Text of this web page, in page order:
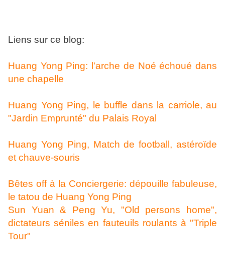
Liens sur ce blog:
Huang Yong Ping: l'arche de Noé échoué dans
une chapelle
Huang Yong Ping, le buffle dans la carriole, au
"Jardin Emprunté" du Palais Royal
Huang Yong Ping, Match de football, astéroïde
et chauve-souris
Bêtes off à la Conciergerie: dépouille fabuleuse,
le tatou de Huang Yong Ping
Sun Yuan & Peng Yu, "Old persons home",
dictateurs séniles en fauteuils roulants à "Triple
Tour"